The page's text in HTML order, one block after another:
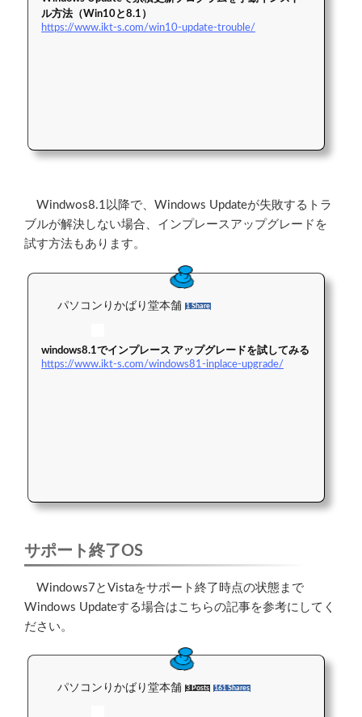
ル方法（Win10と8.1）
https://www.ikt-s.com/win10-update-trouble/
Windwos8.1以降で、Windows Updateが失敗するトラ
ブルが解決しない場合、インプレースアップグレードを
試す方法もあります。
パソコンりかばり堂本舗 1 Share
windows8.1でインプレース アップグレードを試してみる
https://www.ikt-s.com/windows81-inplace-upgrade/
サポート終了OS
Windows7とVistaをサポート終了時点の状態まで
Windows Updateする場合はこちらの記事を参考にしてく
ださい。
パソコンりかばり堂本舗 3 Posts 161 Shares